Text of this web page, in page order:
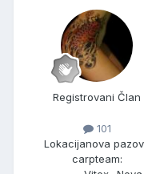
Registrovani Član
101
Lokacijanova
carpteam: